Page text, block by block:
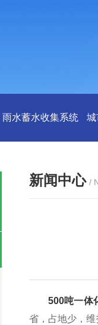
雨水蓄水收集系统 城
新闻中心 /
500吨一体
省，占地少，